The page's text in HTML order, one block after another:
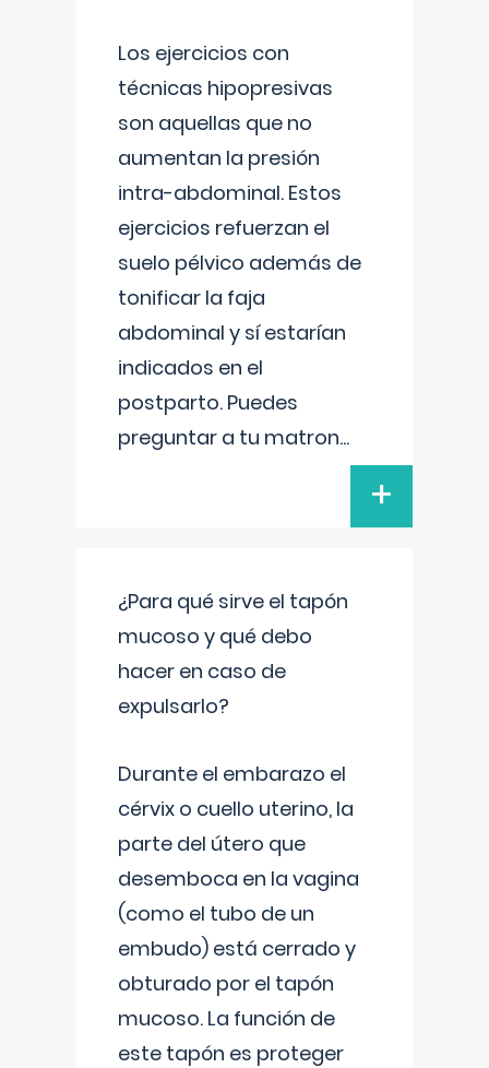
Los ejercicios con
técnicas hipopresivas
son aquellas que no
aumentan la presión
intra-abdominal. Estos
ejercicios refuerzan el
suelo pélvico además de
tonificar la faja
abdominal y sí estarían
indicados en el
postparto. Puedes
preguntar a tu matron...
+
¿Para qué sirve el tapón
mucoso y qué debo
hacer en caso de
expulsarlo?
Durante el embarazo el
cérvix o cuello uterino, la
parte del útero que
desemboca en la vagina
(como el tubo de un
embudo) está cerrado y
obturado por el tapón
mucoso. La función de
este tapón es proteger